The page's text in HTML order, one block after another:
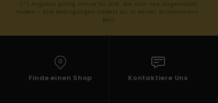
(*) Angebot gültig online für alle, die sich neu angemeldet
haben - Alle Bedingungen findest du in deiner Willkommens-
Mail
Finde einen Shop Kontaktiere Uns